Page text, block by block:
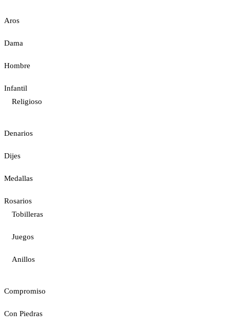
Aros
Dama
Hombre
Infantil
Religioso
Denarios
Dijes
Medallas
Rosarios
Tobilleras
Juegos
Anillos
Compromiso
Con Piedras